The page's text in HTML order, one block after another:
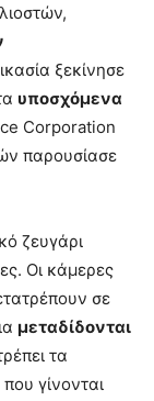
ξεκίνησε
υποσχόμενα
Corporation
παρουσίασε
ζευγάρι
Οι κάμερες
σε
μεταδίδονται
τα
που γίνονται